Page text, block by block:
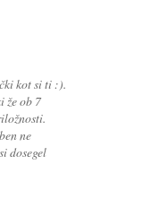
kot si ti :).
že ob 7
ne
dosegel